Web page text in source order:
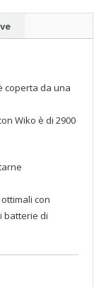
coperta da una
Wiko è di 2900
con
batterie di